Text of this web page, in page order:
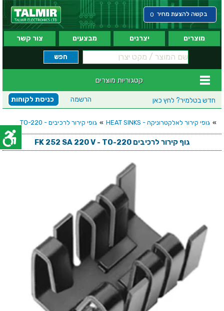
בקשה להצעת מחיר 0
מוצרים יצרנים מבצעים צור קשר
קטגוריות מוצרים
חדש בטלמיר? לחץ כאן כניסת לקוחות הרשמה
» גופי קירור לאלקטרוניקה - HEAT SINKS » גופי קירור לרכיבים - TO-220
גוף קירור לרכיבים FK 252 SA 220 V - TO-220